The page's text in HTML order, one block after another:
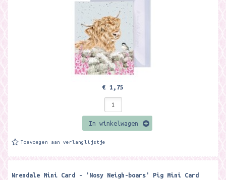
€ 1,75
In winkelwagen
Toevoegen aan verlanglijstje
Wrendale Mini Card - 'Nosy Neigh-boars' Pig Mini Card ​